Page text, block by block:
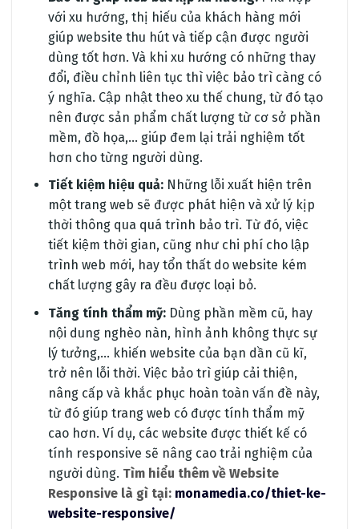
với xu hướng, thị hiếu của khách hàng mới
giúp website thu hút và tiếp cận được người
dùng tốt hơn. Và khi xu hướng có những thay
đổi, điều chỉnh liên tục thì việc bảo trì càng có
ý nghĩa. Cập nhật theo xu thế chung, từ đó tạo
nên được sản phẩm chất lượng từ cơ sở phần
mềm, đồ họa,… giúp đem lại trải nghiệm tốt
hơn cho từng người dùng.
Tiết kiệm hiệu quả:Những lỗi xuất hiện trên
một trang web sẽ được phát hiện và xử lý kịp
thời thông qua quá trình bảo trì. Từ đó, việc
tiết kiệm thời gian, cũng như chi phí cho lập
trình web mới, hay tổn thất do website kém
chất lượng gây ra đều được loại bỏ.
Tăng tính thẩm mỹ:Dùng phần mềm cũ, hay
nội dung nghèo nàn, hình ảnh không thực sự
lý tưởng,… khiến website của bạn dần cũ kĩ,
trở nên lỗi thời. Việc bảo trì giúp cải thiện,
nâng cấp và khắc phục hoàn toàn vấn đề này,
từ đó giúp trang web có được tính thẩm mỹ
cao hơn. Ví dụ, các website được thiết kế có
tính responsive sẽ nâng cao trải nghiệm của
người dùng. Tìm hiểu thêm về Website
Responsive là gì tại: monamedia.co/thiet-ke-
website-responsive/